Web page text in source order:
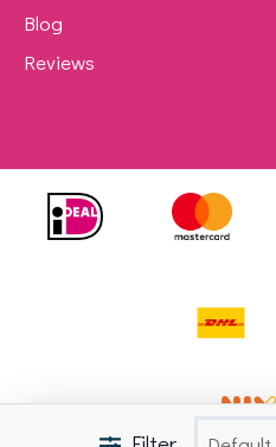
Blog
Reviews